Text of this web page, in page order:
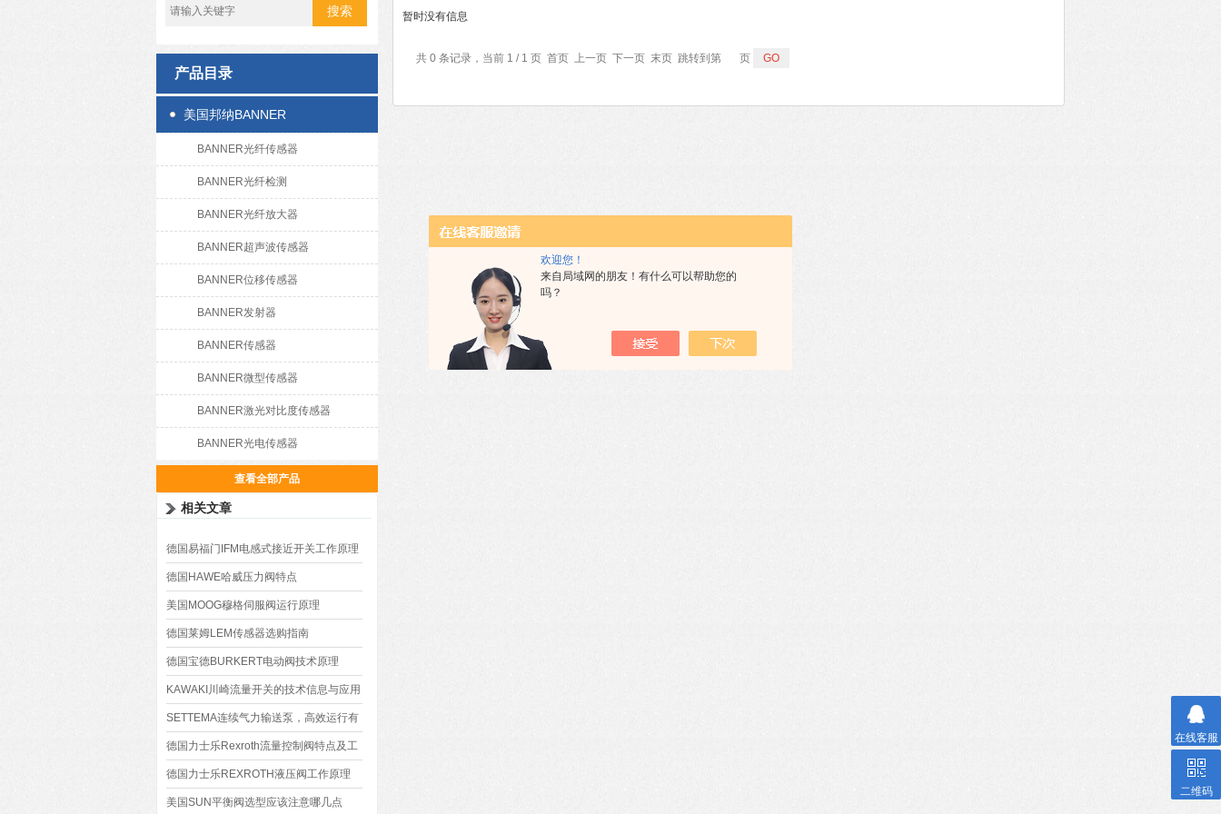
欢迎您！
来自局域网的朋友！有什么可以帮助您的
吗？
产品目录
美国邦纳BANNER
BANNER光纤传感器
BANNER光纤检测
BANNER光纤放大器
BANNER超声波传感器
BANNER位移传感器
BANNER发射器
BANNER传感器
BANNER微型传感器
BANNER激光对比度传感器
BANNER光电传感器
查看全部产品
相关文章
德国易福门IFM电感式接近开关工作原理
德国HAWE哈威压力阀特点
美国MOOG穆格伺服阀运行原理
德国莱姆LEM传感器选购指南
德国宝德BURKERT电动阀技术原理
KAWAKI川崎流量开关的技术信息与应用
SETTEMA连续气力输送泵，高效运行有
诀窍？
德国力士乐Rexroth流量控制阀特点及工
作原理
德国力士乐REXROTH液压阀工作原理
美国SUN平衡阀选型应该注意哪几点
暂时没有信息
共 0 条记录，当前 1 / 1 页 首页 上一页 下一页 末页 跳转到第 页
在线客服
二维码